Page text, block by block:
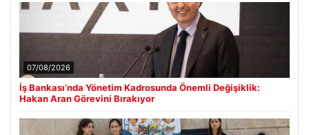
07/08/2026
İş Bankası’nda Yönetim Kadrosunda Önemli Değişiklik:
Hakan Aran Görevini Bırakıyor